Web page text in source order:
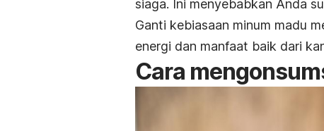
siaga. Ini menyebabkan Anda
Ganti kebiasaan minum madu
energi dan manfaat baik dari
Cara